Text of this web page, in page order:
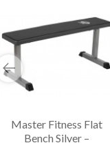
Master Fitness Flat
Bench Silver –